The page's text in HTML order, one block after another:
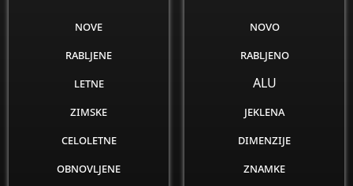
nove
rabljene
letne
zimske
celoletne
obnovljene
novo
rabljeno
ALU
jeklena
dimenzije
znamke